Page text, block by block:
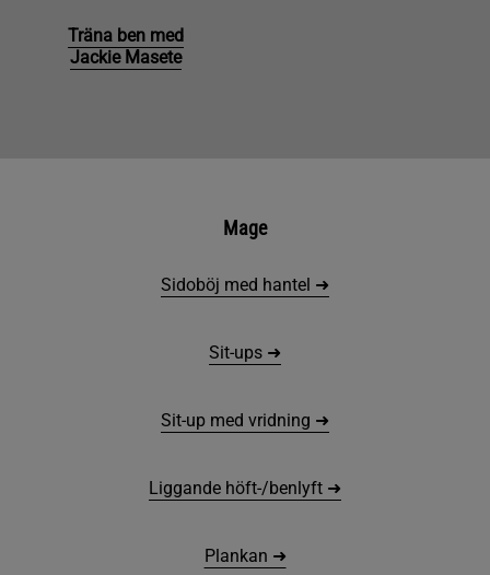
Träna ben med
Jackie Masete
Mage
Sidoböj med hantel ➜
Sit-ups ➜
Sit-up med vridning ➜
Liggande höft-/benlyft ➜
Plankan ➜